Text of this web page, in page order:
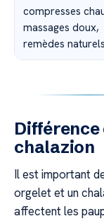
compresses
massages doux,
remèdes naturels
chalazion
Il est important
orgelet et un
affectent les